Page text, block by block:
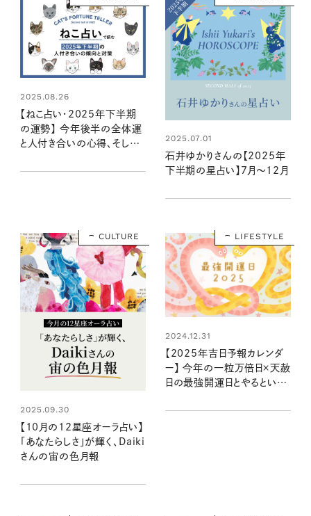
2025.08.26
【ねこ占い・2025年下半期
の運勢】 今年後半の全体運
と人付き合いの心得、そして
2025.07.01
石井ゆかりさんの【2025年
下半期の星占い】7月～12月
CULTURE
2025.09.30
【10月の12星座オーラ占い】
「あなたらしさ」が輝く、Daiki
さんの宙の色月報
LIFESTYLE
2024.12.31
【2025年吉日予報カレンダ
ー】 今年の一粒万倍日×天赦
日の最強開運日とやるといい